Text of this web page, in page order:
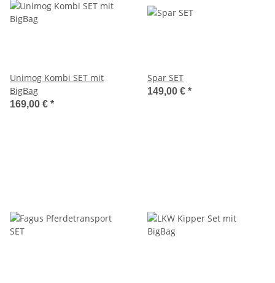
Unimog Kombi SET mit
BigBag
169,00 € *
Spar SET
149,00 € *